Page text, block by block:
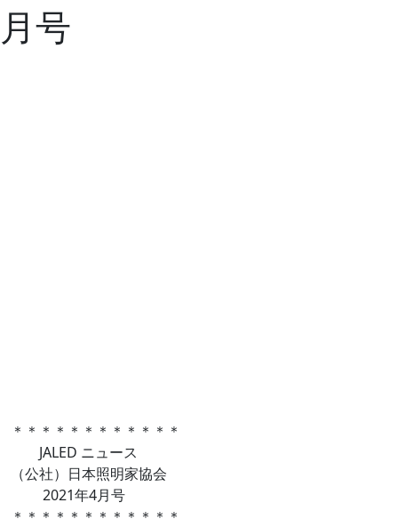
月号
＊＊＊＊＊＊＊＊＊＊＊＊
JALED ニュース
（公社）日本照明家協会
2021年4月号
＊＊＊＊＊＊＊＊＊＊＊＊